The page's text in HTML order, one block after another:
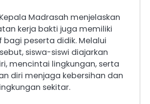
Madrasah menjelaskan
kerja bakti juga memiliki
bagi peserta didik. Melalui
siswa-siswi diajarkan
mencintai lingkungan, serta
diri menjaga kebersihan dan
sekitar.